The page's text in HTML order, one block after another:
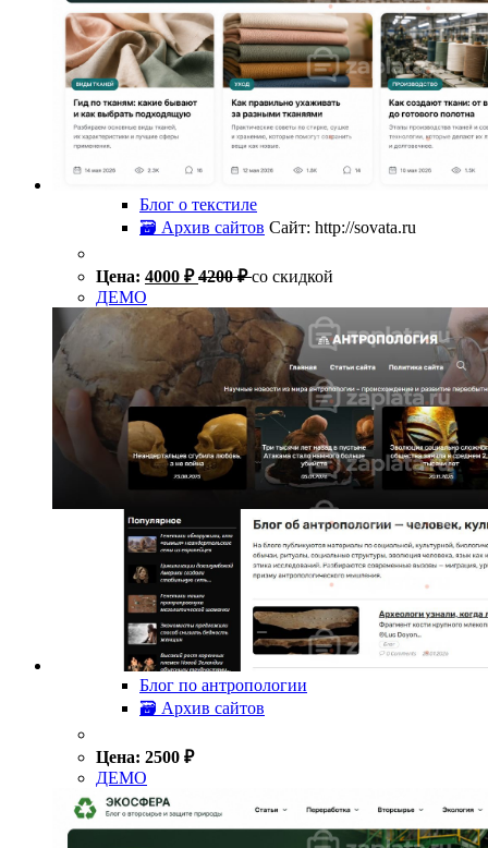
Блог о текстиле
🗃 Архив сайтов Сайт: http://sovata.ru
Цена: 4000 ₽ 4200₽ со скидкой
ДЕМО
Блог по антропологии
🗃 Архив сайтов
Цена: 2500 ₽
ДЕМО